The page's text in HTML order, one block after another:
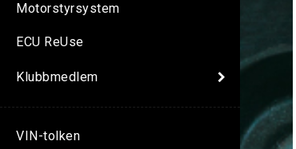
Motorstyrsystem
ECU ReUse
Klubbmedlem
VIN-tolken